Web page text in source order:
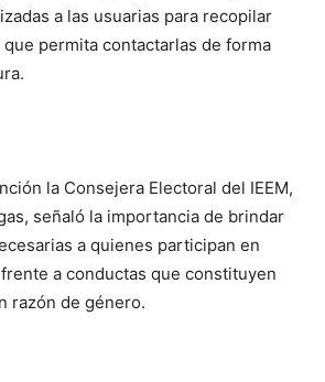
a las usuarias para recopilar
permita contactarlas de forma
la Consejera Electoral del IEEM,
señaló la importancia de brindar
a quienes participan en
a conductas que constituyen
razón de género.